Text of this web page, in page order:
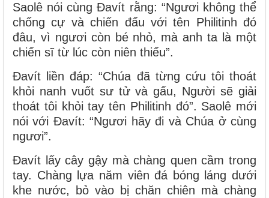
Saolê nói cùng Ðavít rằng: “Ngươi không thể
chống cự và chiến đấu với tên Philitinh đó
đâu, vì ngươi còn bé nhỏ, mà anh ta là một
chiến sĩ từ lúc còn niên thiếu”.
Ðavít liền đáp: “Chúa đã từng cứu tôi thoát
khỏi nanh vuốt sư tử và gấu, Người sẽ giải
thoát tôi khỏi tay tên Philitinh đó”. Saolê mới
nói với Ðavít: “Ngươi hãy đi và Chúa ở cùng
ngươi”.
Ðavít lấy cây gậy mà chàng quen cầm trong
tay. Chàng lựa năm viên đá bóng láng dưới
khe nước, bỏ vào bị chăn chiên mà chàng